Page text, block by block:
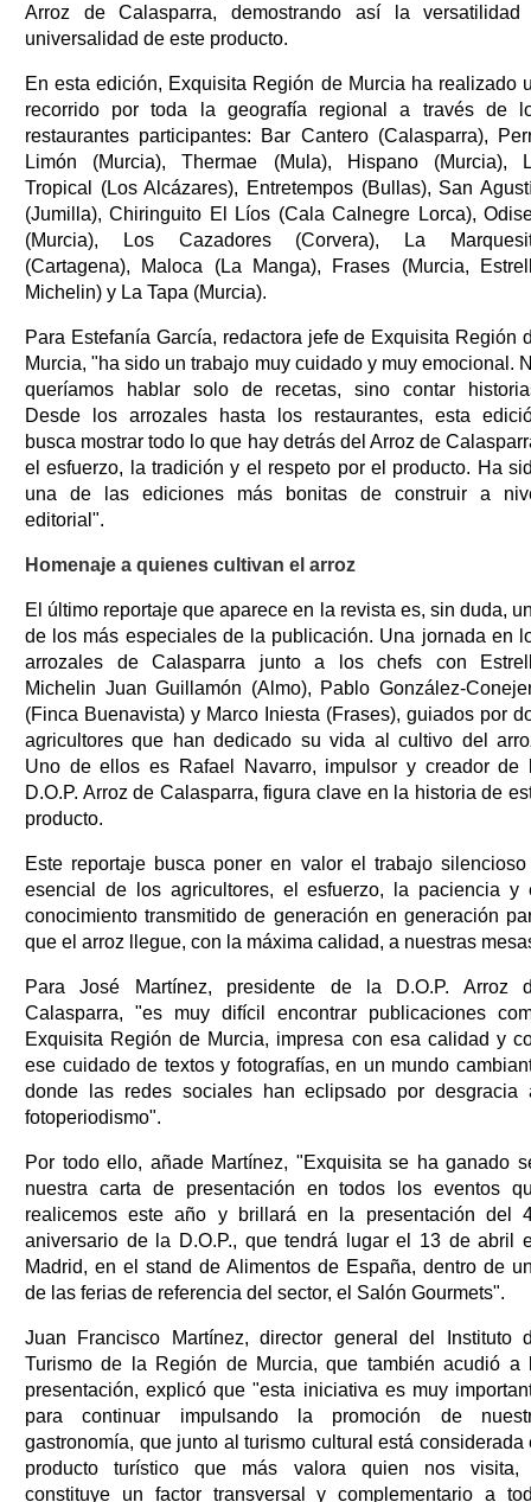
Arroz de Calasparra, demostrando así la versatilidad
universalidad de este producto.
En esta edición, Exquisita Región de Murcia ha realizado
recorrido por toda la geografía regional a través de
restaurantes participantes: Bar Cantero (Calasparra),
Limón (Murcia), Thermae (Mula), Hispano (Murcia),
Tropical (Los Alcázares), Entretempos (Bullas), San
(Jumilla), Chiringuito El Líos (Cala Calnegre Lorca),
(Murcia), Los Cazadores (Corvera), La
(Cartagena), Maloca (La Manga), Frases (Murcia,
Michelin) y La Tapa (Murcia).
Para Estefanía García, redactora jefe de Exquisita Región
Murcia, "ha sido un trabajo muy cuidado y muy emocional.
queríamos hablar solo de recetas, sino contar
Desde los arrozales hasta los restaurantes, esta
busca mostrar todo lo que hay detrás del Arroz de
el esfuerzo, la tradición y el respeto por el producto. Ha
una de las ediciones más bonitas de construir a
editorial".
Homenaje a quienes cultivan el arroz
El último reportaje que aparece en la revista es, sin duda,
de los más especiales de la publicación. Una jornada en
arrozales de Calasparra junto a los chefs con
Michelin Juan Guillamón (Almo), Pablo González-
(Finca Buenavista) y Marco Iniesta (Frases), guiados por
agricultores que han dedicado su vida al cultivo del
Uno de ellos es Rafael Navarro, impulsor y creador de
D.O.P. Arroz de Calasparra, figura clave en la historia de
producto.
Este reportaje busca poner en valor el trabajo
esencial de los agricultores, el esfuerzo, la paciencia y
conocimiento transmitido de generación en generación
que el arroz llegue, con la máxima calidad, a nuestras
Para José Martínez, presidente de la D.O.P. Arroz
Calasparra, "es muy difícil encontrar publicaciones
Exquisita Región de Murcia, impresa con esa calidad y
ese cuidado de textos y fotografías, en un mundo
donde las redes sociales han eclipsado por desgracia
fotoperiodismo".
Por todo ello, añade Martínez, "Exquisita se ha ganado
nuestra carta de presentación en todos los eventos
realicemos este año y brillará en la presentación del
aniversario de la D.O.P., que tendrá lugar el 13 de abril
Madrid, en el stand de Alimentos de España, dentro de
de las ferias de referencia del sector, el Salón Gourmets".
Juan Francisco Martínez, director general del Instituto
Turismo de la Región de Murcia, que también acudió a
presentación, explicó que "esta iniciativa es muy
para continuar impulsando la promoción de
gastronomía, que junto al turismo cultural está considerada
producto turístico que más valora quien nos visita,
constituye un factor transversal y complementario a